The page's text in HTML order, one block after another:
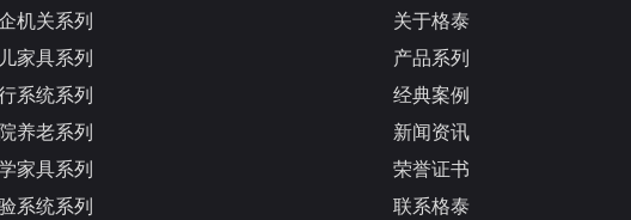
机关系列
家具系列
系统系列
养老系列
家具系列
系统系列
关于格泰
产品系列
经典案例
新闻资讯
荣誉证书
联系格泰